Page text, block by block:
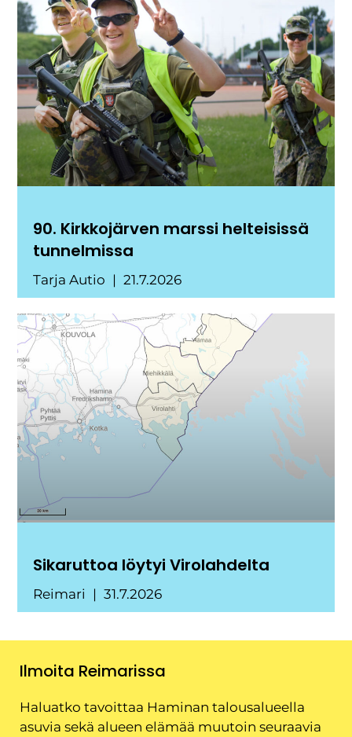
90. Kirkkojärven marssi helteisissä
tunnelmissa
Tarja Autio 21.7.2026
Sikaruttoa löytyi Virolahdelta
Reimari 31.7.2026
Ilmoita Reimarissa
Haluatko tavoittaa Haminan talousalueella
asuvia sekä alueen elämää muutoin seuraavia